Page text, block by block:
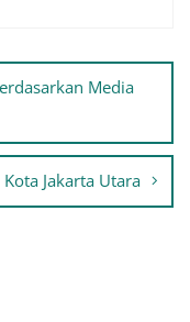
Media
Jakarta Utara